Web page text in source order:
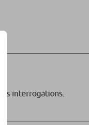
interrogations.